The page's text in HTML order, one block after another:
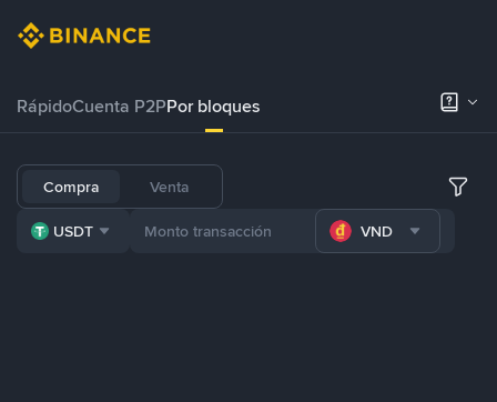
RápidoCuenta P2PPor bloques
Compra Venta
USDT VND